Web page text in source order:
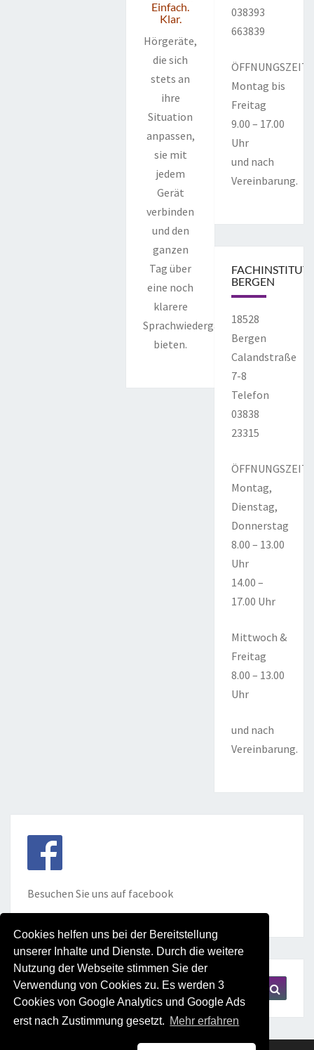
Cookies helfen uns bei der Bereitstellung
unserer Inhalte und Dienste. Durch die weitere
Nutzung der Webseite stimmen Sie der
Verwendung von Cookies zu. Es werden 3
Cookies von Google Analytics und Google Ads
erst nach Zustimmung gesetzt. Mehr erfahren
Einfach.
Klar.
Hörgeräte,
die sich
stets an
ihre
Situation
anpassen,
sie mit
jedem
Gerät
verbinden
und den
ganzen
Tag über
eine noch
klarere
Sprachwiedergabe
bieten.
038393
663839
Montag bis
Freitag
9.00 – 17.00
Uhr
und nach
Vereinbarung.
FACHINSTITUT
BERGEN
18528
Bergen
Calandstraße
7-8
Telefon
03838
23315
Montag,
Dienstag,
Donnerstag
8.00 – 13.00
Uhr
14.00 –
17.00 Uhr
Mittwoch &
Freitag
8.00 – 13.00
Uhr
und nach
Vereinbarung.
Besuchen Sie uns auf facebook
Search
for: